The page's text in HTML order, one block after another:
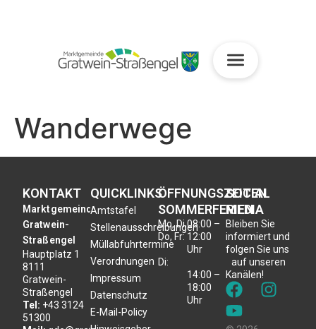
Wanderwege
KONTAKT
Marktgemeinde
Gratwein-
Straßengel
Hauptplatz 1
8111
Gratwein-
Straßengel
Tel: +43 3124
51300
QUICKLINKS
Amtstafel
Stellenausschreibungen
Müllabfuhrtermine
Verordnungen
Impressum
Datenschutz
E-Mail-Policy
ÖFFNUNGSZEITEN
SOMMERFERIEN
Mo, Di,
Do, Fr:
Di:
08:00 –
12:00
Uhr
14:00 –
18:00
Uhr
SOCIAL
MEDIA
Bleiben Sie
informiert und
folgen Sie uns
auf unseren
Kanälen!